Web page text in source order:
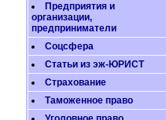
Предприятия и
организации,
предприниматели
Соцсфера
Статьи из эж-ЮРИСТ
Страхование
Таможенное право